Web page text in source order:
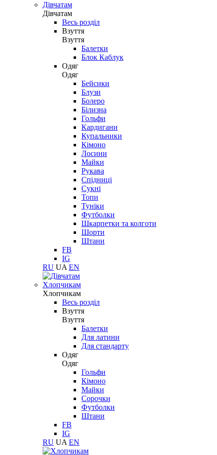
Дівчатам
Дівчатам
Весь розділ
Взуття
Взуття
Балетки
Блок Каблук
Одяг
Одяг
Бейсики
Блузи
Болеро
Білизна
Гольфи
Кардигани
Купальники
Кімоно
Лосини
Майки
Рукава
Спідниці
Сукні
Топи
Туніки
Футболки
Шкарпетки та колготи
Шорти
Штани
FB
IG
RU UA EN
Хлопчикам
Хлопчикам
Весь розділ
Взуття
Взуття
Балетки
Для латини
Для стандарту
Одяг
Одяг
Гольфи
Кімоно
Майки
Сорочки
Футболки
Штани
FB
IG
RU UA EN